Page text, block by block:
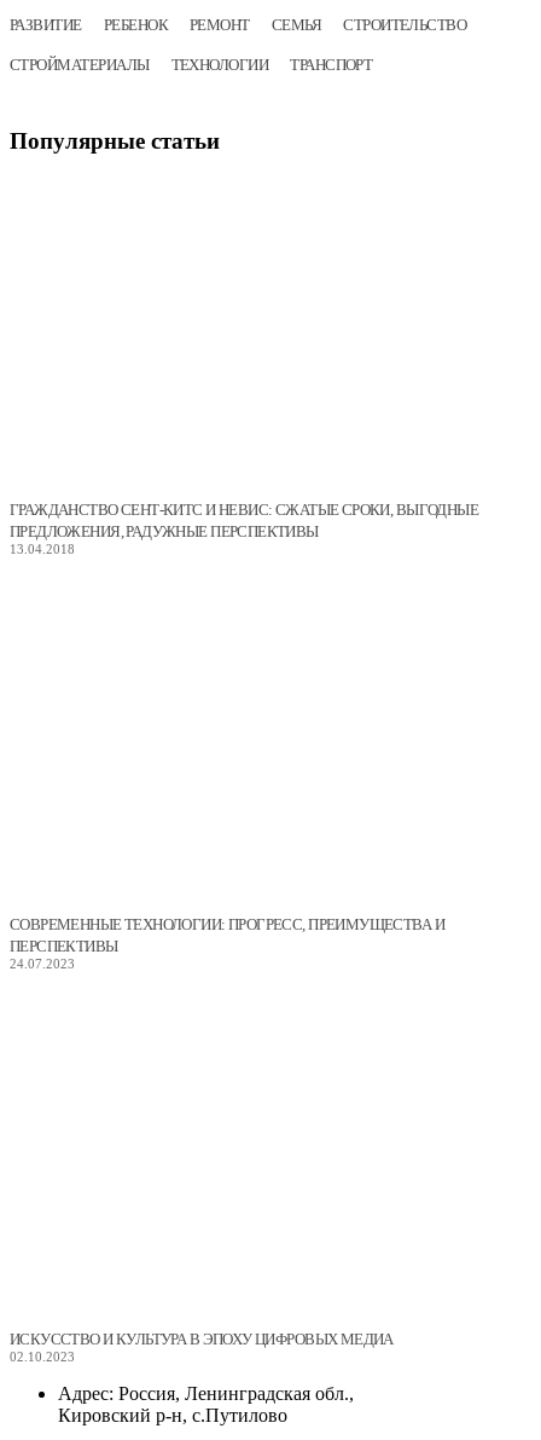
РАЗВИТИЕ РЕБЕНОК РЕМОНТ СЕМЬЯ СТРОИТЕЛЬСТВО
СТРОЙМАТЕРИАЛЫ ТЕХНОЛОГИИ ТРАНСПОРТ
Популярные статьи
ГРАЖДАНСТВО СЕНТ-КИТС И НЕВИС: СЖАТЫЕ СРОКИ, ВЫГОДНЫЕ
ПРЕДЛОЖЕНИЯ, РАДУЖНЫЕ ПЕРСПЕКТИВЫ
13.04.2018
СОВРЕМЕННЫЕ ТЕХНОЛОГИИ: ПРОГРЕСС, ПРЕИМУЩЕСТВА И
ПЕРСПЕКТИВЫ
24.07.2023
ИСКУССТВО И КУЛЬТУРА В ЭПОХУ ЦИФРОВЫХ МЕДИА
02.10.2023
Адрес: Россия, Ленинградская обл.,
Кировский р-н, с.Путилово